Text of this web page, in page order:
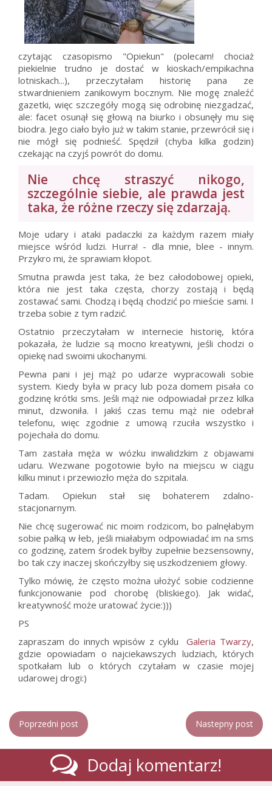
czytając czasopismo "Opiekun" (polecam! chociaż
piekielnie trudno je dostać w kioskach/empikachna
lotniskach...), przeczytałam historię pana ze
stwardnieniem zanikowym bocznym. Nie mogę znaleźć
gazetki, więc szczegóły mogą się odrobinę niezgadzać,
ale: facet osunął się głową na biurko i obsunęły mu się
biodra. Jego ciało było już w takim stanie, przewrócił się i
nie mógł się podnieść. Spędził (chyba kilka godzin)
czekając na czyjś powrót do domu.
Nie chcę straszyć nikogo,
szczególnie siebie, ale prawda jest
taka, że różne rzeczy się zdarzają.
Moje udary i ataki padaczki za każdym razem miały
miejsce wśród ludzi. Hurra! - dla mnie, blee - innym.
Przykro mi, że sprawiam kłopot.
Smutna prawda jest taka, że bez całodobowej opieki,
która nie jest taka częsta, chorzy zostają i będą
zostawać sami. Chodzą i będą chodzić po mieście sami. I
trzeba sobie z tym radzić.
Ostatnio przeczytałam w internecie historię, która
pokazała, że ludzie są mocno kreatywni, jeśli chodzi o
opiekę nad swoimi ukochanymi.
Pewna pani i jej mąż po udarze wypracowali sobie
system. Kiedy była w pracy lub poza domem pisała co
godzinę krótki sms. Jeśli mąż nie odpowiadał przez kilka
minut, dzwoniła. I jakiś czas temu mąż nie odebrał
telefonu, więc zgodnie z umową rzuciła wszystko i
pojechała do domu.
Tam zastała męża w wózku inwalidzkim z objawami
udaru. Wezwane pogotowie było na miejscu w ciągu
kilku minut i przewiozło męża do szpitala.
Tadam. Opiekun stał się bohaterem zdalno-
stacjonarnym.
Nie chcę sugerować nic moim rodzicom, bo palnęłabym
sobie pałką w łeb, jeśli miałabym odpowiadać im na sms
co godzinę, zatem środek byłby zupełnie bezsensowny,
bo tak czy inaczej skończyłby się uszkodzeniem głowy.
Tylko mówię, że często można ułożyć sobie codzienne
funkcjonowanie pod chorobę (bliskiego). Jak widać,
kreatywność może uratować życie:)))
PS
zapraszam do innych wpisów z cyklu
Galeria Twarzy,
gdzie opowiadam o najciekawszych ludziach, których
spotkałam lub o których czytałam w czasie mojej
udarowej drogi:)
Poprzedni post Nastepny post
Dodaj komentarz!